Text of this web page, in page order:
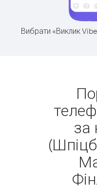
Вибрати «Виклик
за